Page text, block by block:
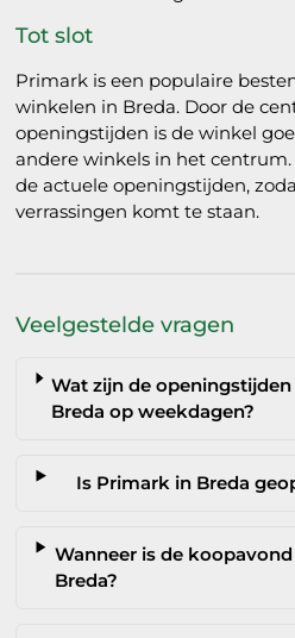
Tot slot
Primark is een populaire
winkelen in Breda. Door de
openingstijden is de winkel
andere winkels in het
de actuele openingstijden,
verrassingen komt te staan.
Veelgestelde vragen
Wat zijn de
Breda op weekdagen?
Is Primark in Breda
Wanneer is de
Breda?